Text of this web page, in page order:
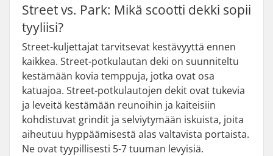
Street vs. Park: Mikä scootti dekki sopii
tyyliisi?
Street-kuljettajat tarvitsevat kestävyyttä ennen
kaikkea. Street-potkulautan deki on suunniteltu
kestämään kovia temppuja, jotka ovat osa
katuajoa. Street-potkulautojen dekit ovat tukevia
ja leveitä kestämään reunoihin ja kaiteisiin
kohdistuvat grindit ja selviytymään iskuista, joita
aiheutuu hyppäämisestä alas valtavista portaista.
Ne ovat tyypillisesti 5-7 tuuman levyisiä.